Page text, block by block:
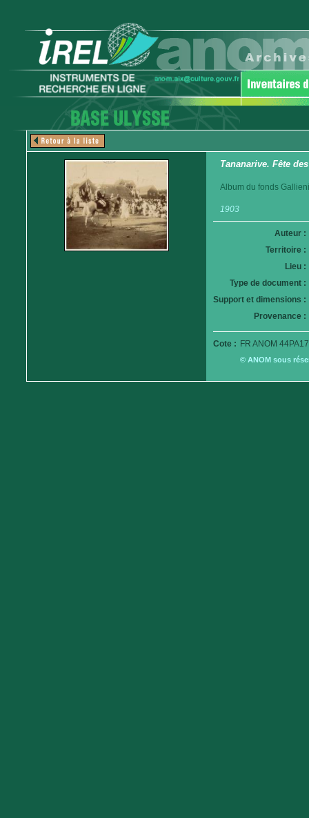
Tananarive. Fête
Album du fonds
1903
Auteur :
Territoire :
Lieu :
Type de document :
Support et dimensions :
Provenance :
Cote : FR ANOM
© ANOM sous